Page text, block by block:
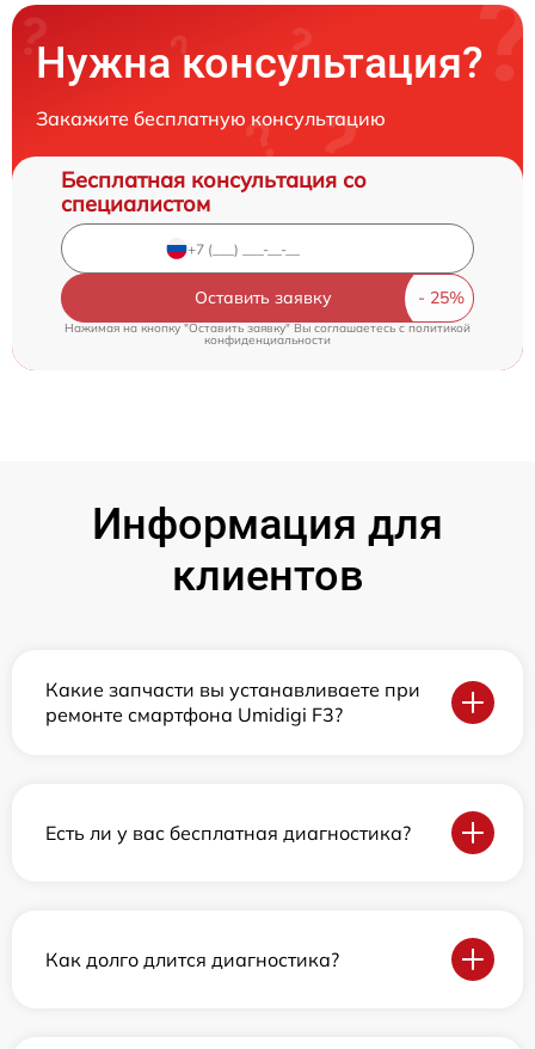
Нужна консультация?
Закажите бесплатную консультацию
Бесплатная консультация со
специалистом
Оставить заявку
Нажимая на кнопку "Оставить заявку" Вы соглашаетесь c политикой
конфиденциальности
Информация для
клиентов
Какие запчасти вы устанавливаете при
ремонте смартфона Umidigi F3?
Есть ли у вас бесплатная диагностика?
Как долго длится диагностика?